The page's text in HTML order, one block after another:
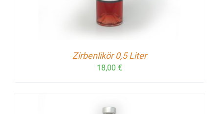
Zirbenlikör 0,5 Liter
18,00 €